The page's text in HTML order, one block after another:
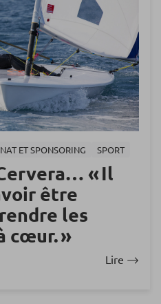
ET SPONSORING SPORT
« Il
être
les
cœur. »
Lire